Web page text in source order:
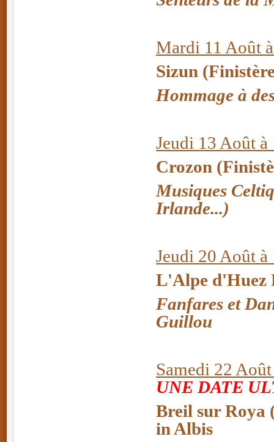
Mardi 11 Août
Sizun
Hommage à
Jeudi 13 Août
Crozon
Musiques
Irlande...)
Jeudi 20 Août à
L'Alpe d'Huez
Fanfares et
Guillou
Samedi 22
UNE DATE
Breil sur Roya
in Albis